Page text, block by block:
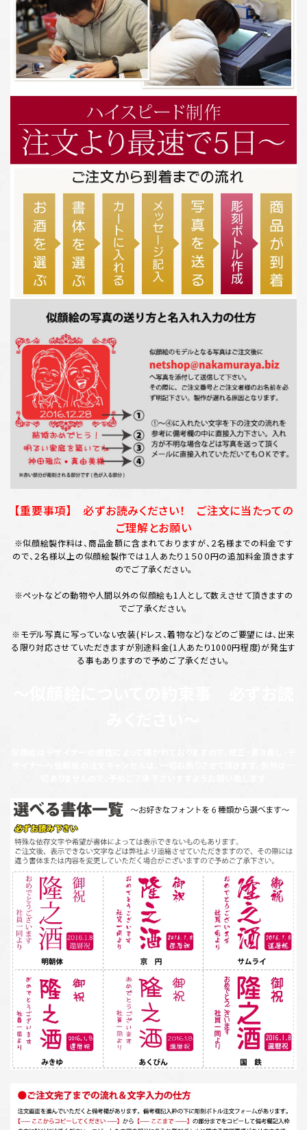
【重要事項】 必ずお読みください！ ご注文に当たっての
ご理解とお願い
※似顔絵製作料は、商品金額に含まれておりますが、２名様までの料金です
ので、２名様以上の似顔絵製作では１人あたり１５００円の追加料金頂きます
のでご了承ください。
※ペットなどの動物や人間以外の似顔絵も1人として数えさせて頂きますの
でご了承ください。
※モデル写真に写っていない衣装(ドレス、着物など)などのご要望には、出来
る限り対応させていただきますが別途料金(1人あたり1000円程度)が発生す
る事もありますので予めご了承ください。